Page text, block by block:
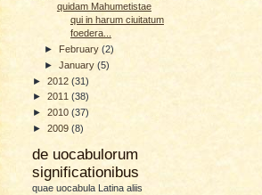
quidam Mahumetistae
qui in harum ciuitatum
foedera...
► February(2)
►January(5)
► 2012 (31)
► 2011 (38)
► 2010 (37)
► 2009 (8)
de uocabulorum
significationibus
quae uocabula Latina aliis